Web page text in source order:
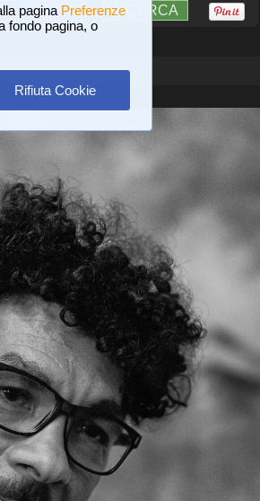
pagina Preferenze
fondo pagina, o
Rifiuta Cookie
?AIUTO RICERCA